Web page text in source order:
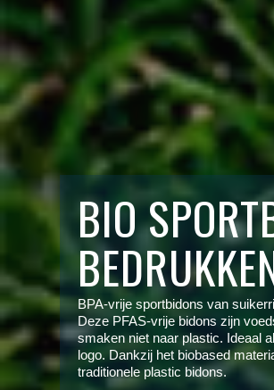
BIO
BPA-vrije sportbidons van
Deze PFAS-vrije bidons zijn
smaken niet naar plastic. Ideaal
logo. Dankzij het biobased
traditionele plastic bidons.